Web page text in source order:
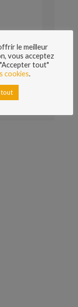
le meilleur
vous acceptez
tout"
cookies.
tout